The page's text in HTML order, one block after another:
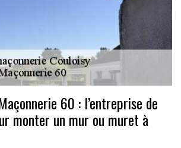
60 : l’entreprise de
monter un mur ou muret à